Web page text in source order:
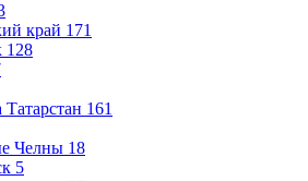
край 171
128
161
Челны 18
5